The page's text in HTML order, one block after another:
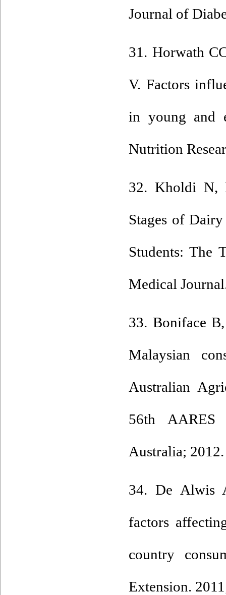
Journal of
31. Horwath
V. Factors
in young and
Nutrition
32. Kholdi N,
Stages of
Students: The
Medical
33. Boniface
Malaysian
Australian
56th AARES
Australia; 2012.
34. De Alwis
factors
country
Extension.